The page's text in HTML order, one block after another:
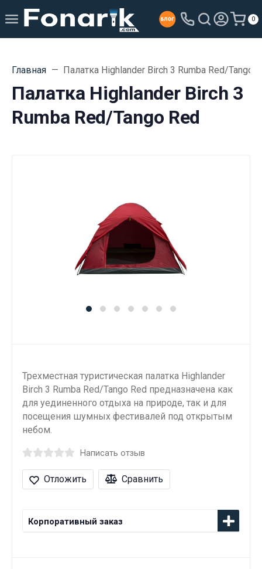
0
Главная Палатка Highlander Birch 3 Rumba Red/Tango
Палатка Highlander Birch 3
Rumba Red/Tango Red
Трехместная туристическая палатка Highlander
Birch 3 Rumba Red/Tango Red предназначена как
для уединенного отдыха на природе, так и для
посещения шумных фестивалей под открытым
небом.
Написать отзыв
Отложить Сравнить
Корпоративный заказ